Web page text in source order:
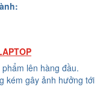
lên hàng đầu.
kém gây ảnh hưởng tới